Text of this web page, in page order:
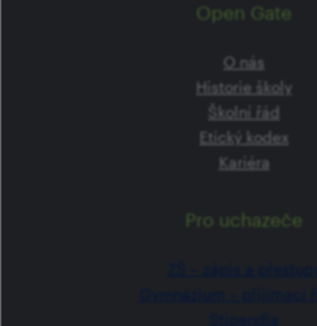
Open Gate
O nás
Historie školy
Školní řád
Etický kodex
Kariéra
Pro uchazeče